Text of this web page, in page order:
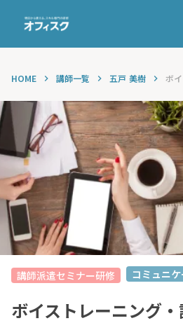
HOME keyboard_arrow_right 講師一覧 keyboard_arrow_right 五戸 美樹 keyboard_arrow_right ボ
講師派遣セミナー研修 コミュニ
ボイストレーニング